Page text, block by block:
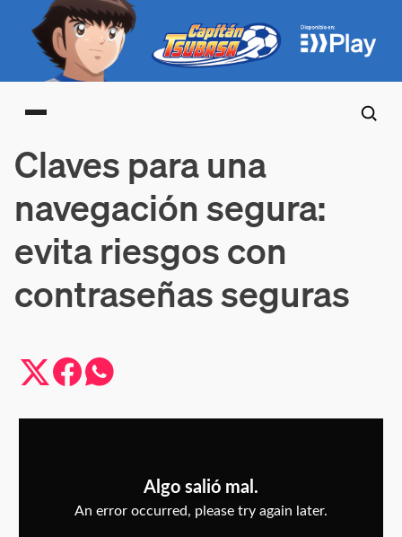
Main menu
Claves para una
navegación segura:
evita riesgos con
contraseñas seguras